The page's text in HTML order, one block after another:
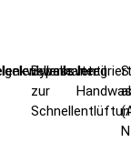
Bypassventil
zur